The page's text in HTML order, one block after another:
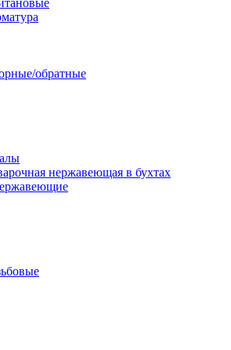
обратные
нержавеющая в бухтах